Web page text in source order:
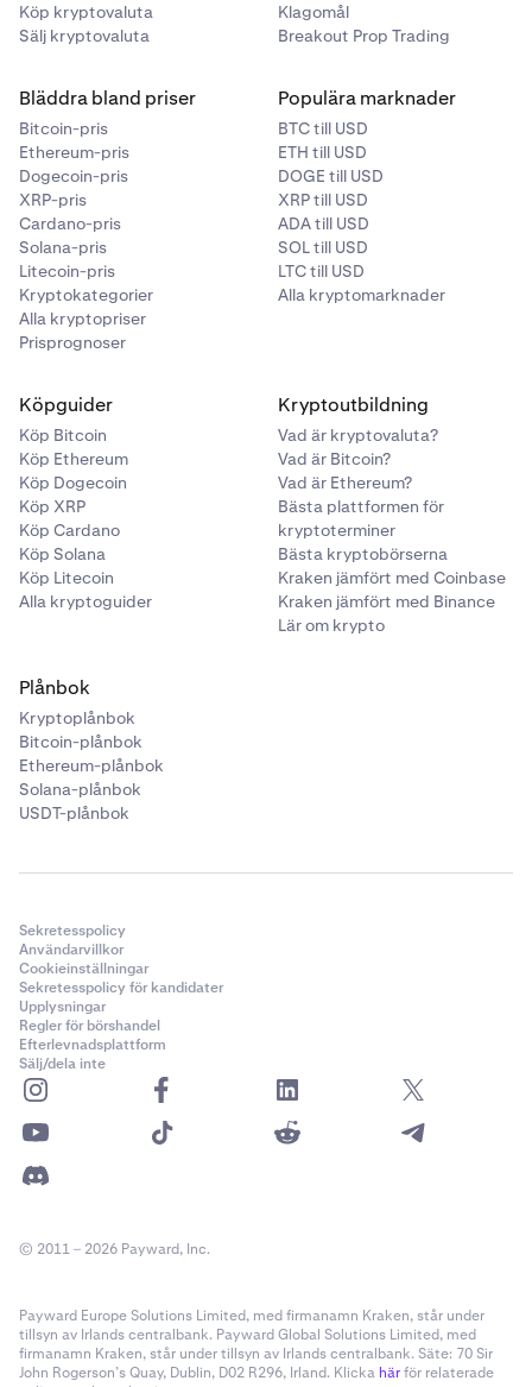
Köp kryptovaluta
Sälj kryptovaluta
Klagomål
Breakout Prop Trading
Bläddra bland priser
Bitcoin-pris
Ethereum-pris
Dogecoin-pris
XRP-pris
Cardano-pris
Solana-pris
Litecoin-pris
Kryptokategorier
Alla kryptopriser
Prisprognoser
Populära marknader
BTC till USD
ETH till USD
DOGE till USD
XRP till USD
ADA till USD
SOL till USD
LTC till USD
Alla kryptomarknader
Köpguider
Köp Bitcoin
Köp Ethereum
Köp Dogecoin
Köp XRP
Köp Cardano
Köp Solana
Köp Litecoin
Alla kryptoguider
Kryptoutbildning
Vad är kryptovaluta?
Vad är Bitcoin?
Vad är Ethereum?
Bästa plattformen för
kryptoterminer
Bästa kryptobörserna
Kraken jämfört med Coinbase
Kraken jämfört med Binance
Lär om krypto
Plånbok
Kryptoplånbok
Bitcoin-plånbok
Ethereum-plånbok
Solana-plånbok
USDT-plånbok
Sekretesspolicy
Användarvillkor
Cookieinställningar
Sekretesspolicy för kandidater
Upplysningar
Regler för börshandel
Efterlevnadsplattform
Sälj/dela inte
© 2011 – 2026 Payward, Inc.
Payward Europe Solutions Limited, med firmanamn Kraken, står under
tillsyn av Irlands centralbank. Payward Global Solutions Limited, med
firmanamn Kraken, står under tillsyn av Irlands centralbank. Säte: 70 Sir
John Rogerson’s Quay, Dublin, D02 R296, Irland. Klicka härför relaterade